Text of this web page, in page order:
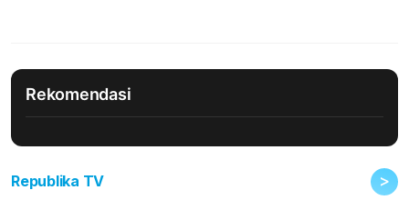
Rekomendasi
Republika TV >